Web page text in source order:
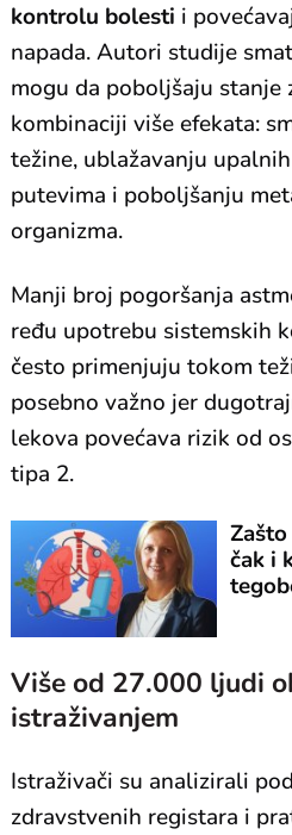
kontrolu bolesti i
napada. Autori studije
mogu da poboljšaju stanje
kombinaciji više efekata:
težine, ublažavanju
putevima i poboljšanju
organizma.
Manji broj pogoršanja
ređu upotrebu sistemskih
često primenjuju tokom
posebno važno jer
lekova povećava rizik od
tipa 2.
čak i
Više od 27.000 ljudi
istraživanjem
Istraživači su analizirali
zdravstvenih registara i